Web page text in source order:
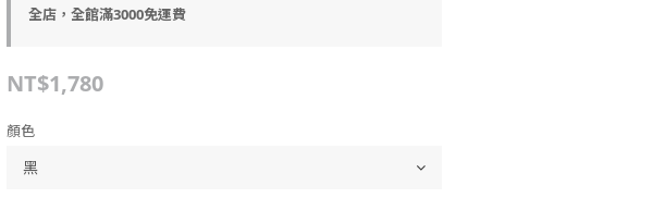
全店，全館滿3000免運費
NT$1,780
顏色